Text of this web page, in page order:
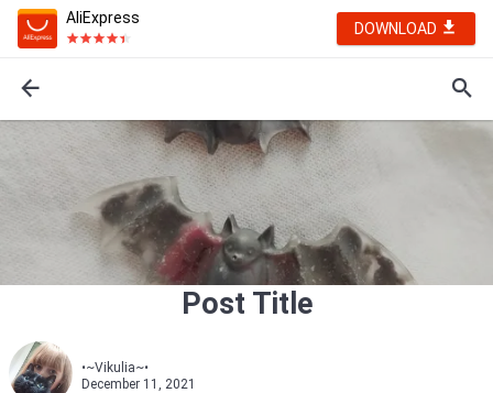
AliExpress
DOWNLOAD
Post Title
•~Vikulia~•
December 11, 2021